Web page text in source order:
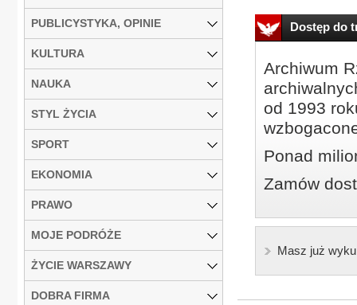
Dostęp do
Archiwum
od 1993
Ponad
Zamów
Masz już
PUBLICYSTYKA, OPINIE
KULTURA
NAUKA
STYL ŻYCIA
SPORT
EKONOMIA
PRAWO
MOJE PODRÓŻE
ŻYCIE WARSZAWY
DOBRA FIRMA